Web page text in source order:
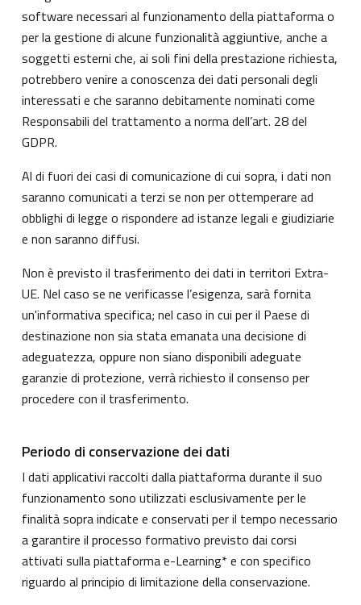
software necessari al funzionamento della piattaforma o
per la gestione di alcune funzionalità aggiuntive, anche a
soggetti esterni che, ai soli fini della prestazione richiesta,
potrebbero venire a conoscenza dei dati personali degli
interessati e che saranno debitamente nominati come
Responsabili del trattamento a norma dell’art. 28 del
GDPR.
Al di fuori dei casi di comunicazione di cui sopra, i dati non
saranno comunicati a terzi se non per ottemperare ad
obblighi di legge o rispondere ad istanze legali e giudiziarie
e non saranno diffusi.
Non è previsto il trasferimento dei dati in territori Extra-
UE. Nel caso se ne verificasse l’esigenza, sarà fornita
un'informativa specifica; nel caso in cui per il Paese di
destinazione non sia stata emanata una decisione di
adeguatezza, oppure non siano disponibili adeguate
garanzie di protezione, verrà richiesto il consenso per
procedere con il trasferimento.
Periodo di conservazione dei dati
I dati applicativi raccolti dalla piattaforma durante il suo
funzionamento sono utilizzati esclusivamente per le
finalità sopra indicate e conservati per il tempo necessario
a garantire il processo formativo previsto dai corsi
attivati sulla piattaforma e-Learning* e con specifico
riguardo al principio di limitazione della conservazione.